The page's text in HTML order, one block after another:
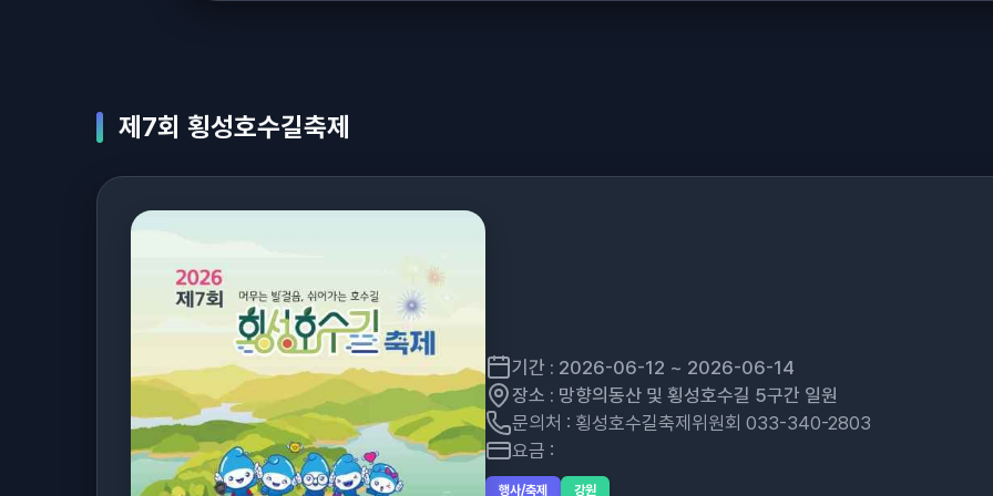
제7회 횡성호수길축제
기간 : 2026-06-12 ~ 2026-06-14
장소 : 망향의동산 및 횡성호수길 5구간 일원
문의처 : 횡성호수길축제위원회 033-340-2803
요금 :
행사/축제 강원